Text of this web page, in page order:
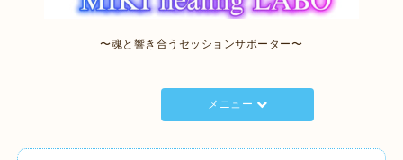
〜魂と響き合うセッションサポーター〜
メニュー